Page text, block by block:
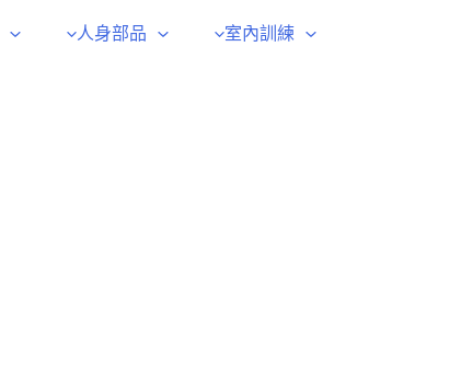
人身部品
室內訓練